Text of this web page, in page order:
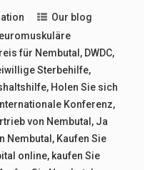
Our blog
für Nembutal , DWDC,
Sterbehilfe,
, Holen Sie sich
Internationale Konferenz,
von Nembutal , Ja
Nembutal , Kaufen Sie
online, kaufen Sie